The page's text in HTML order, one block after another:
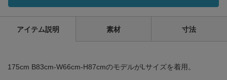
アイテム説明 素材 寸法
175cm B83cm-W66cm-H87cmのモデルがLサイズを着用。